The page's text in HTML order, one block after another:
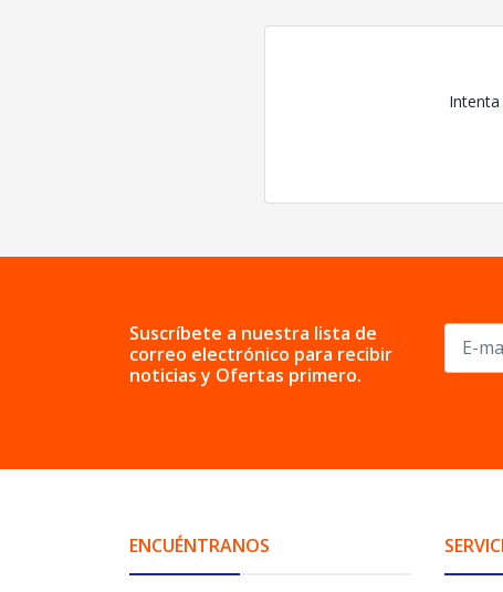
Suscríbete a nuestra lista de
correo electrónico para recibir
noticias y Ofertas primero.
ENCUÉNTRANOS